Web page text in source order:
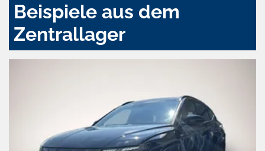
Beispiele aus dem
Zentrallager